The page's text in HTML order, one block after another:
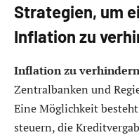
Strategien, um
Inflation zu
Inflation zu verhindern
Zentralbanken und
Eine Möglichkeit
steuern, die